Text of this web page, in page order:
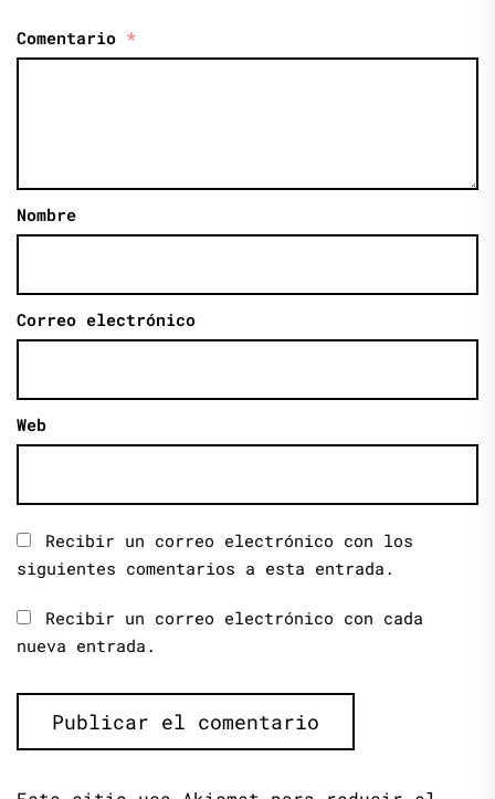
Comentario *
Nombre
Correo electrónico
Web
Recibir un correo electrónico con los
siguientes comentarios a esta entrada.
Recibir un correo electrónico con cada
nueva entrada.